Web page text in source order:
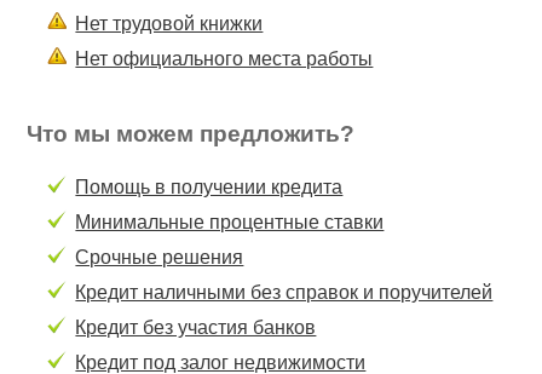
Нет трудовой книжки
Нет официального места работы
Что мы можем предложить?
Помощь в получении кредита
Минимальные процентные ставки
Срочные решения
Кредит наличными без справок и поручителей
Кредит без участия банков
Кредит под залог недвижимости